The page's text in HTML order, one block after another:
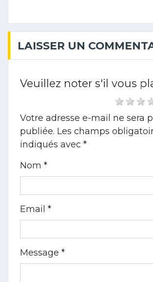
LAISSER UN
Veuillez noter s'il vous
2
1
Votre adresse e-mail ne sera
publiée. Les champs
indiqués avec *
Nom *
Email *
Message *